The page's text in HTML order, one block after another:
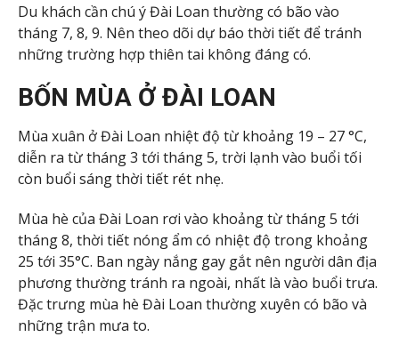
Du khách cần chú ý Đài Loan thường có bão vào
tháng 7, 8, 9. Nên theo dõi dự báo thời tiết để tránh
những trường hợp thiên tai không đáng có.
BỐN MÙA Ở ĐÀI LOAN
Mùa xuân ở Đài Loan nhiệt độ từ khoảng 19 – 27 °C,
diễn ra từ tháng 3 tới tháng 5, trời lạnh vào buổi tối
còn buổi sáng thời tiết rét nhẹ.
Mùa hè của Đài Loan rơi vào khoảng từ tháng 5 tới
tháng 8, thời tiết nóng ẩm có nhiệt độ trong khoảng
25 tới 35°C. Ban ngày nắng gay gắt nên người dân địa
phương thường tránh ra ngoài, nhất là vào buổi trưa.
Đặc trưng mùa hè Đài Loan thường xuyên có bão và
những trận mưa to.